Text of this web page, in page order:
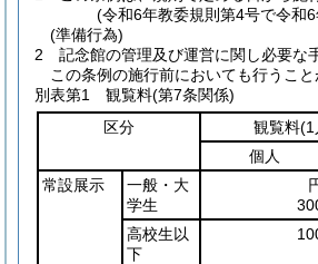
(令和6年教委規則第4号で令和
(準備行為)
2
記念館の管理及び運営に関し必要な
この条例の施行前においても行うこと
別表第1
観覧料(第7条関係)
区分
観覧料(1
個人
常設展示
一般・大
学生
高校生以
下